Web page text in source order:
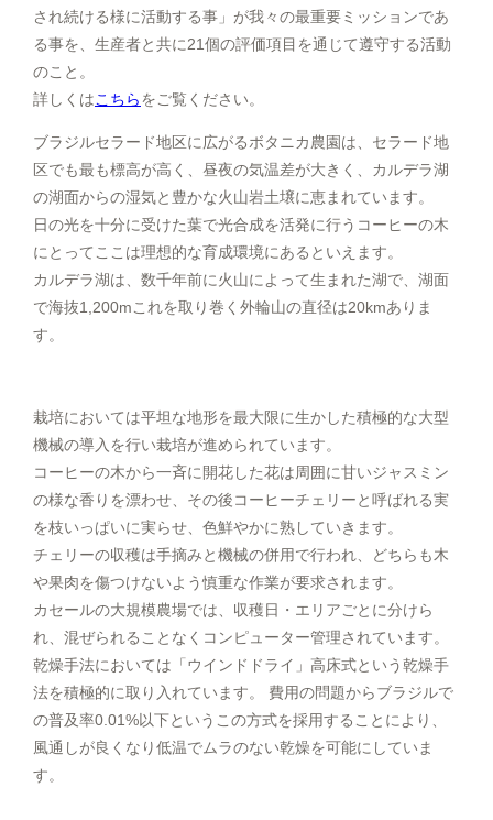
され続ける様に活動する事」が我々の最重要ミッションであ
る事を、生産者と共に21個の評価項目を通じて遵守する活動
のこと。
詳しくはこちらをご覧ください。
ブラジルセラード地区に広がるボタニカ農園は、セラード地
区でも最も標高が高く、昼夜の気温差が大きく、カルデラ湖
の湖面からの湿気と豊かな火山岩土壌に恵まれています。
日の光を十分に受けた葉で光合成を活発に行うコーヒーの木
にとってここは理想的な育成環境にあるといえます。
カルデラ湖は、数千年前に火山によって生まれた湖で、湖面
で海抜1,200mこれを取り巻く外輪山の直径は20kmありま
す。
栽培においては平坦な地形を最大限に生かした積極的な大型
機械の導入を行い栽培が進められています。
コーヒーの木から一斉に開花した花は周囲に甘いジャスミン
の様な香りを漂わせ、その後コーヒーチェリーと呼ばれる実
を枝いっぱいに実らせ、色鮮やかに熟していきます。
チェリーの収穫は手摘みと機械の併用で行われ、どちらも木
や果肉を傷つけないよう慎重な作業が要求されます。
カセールの大規模農場では、収穫日・エリアごとに分けら
れ、混ぜられることなくコンピューター管理されています。
乾燥手法においては「ウインドドライ」高床式という乾燥手
法を積極的に取り入れています。 費用の問題からブラジルで
の普及率0.01%以下というこの方式を採用することにより、
風通しが良くなり低温でムラのない乾燥を可能にしていま
す。